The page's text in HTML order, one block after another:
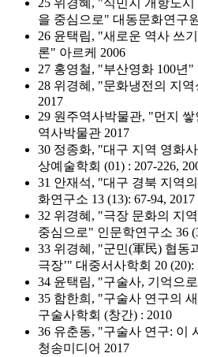
25 위경혜, "식민지 개항도
을 중심으로" 대동문화연구
26 윤택림, "새로운 역사 쓰
론" 아르케 2006
27 홍영철, "부산영화 100년
28 위경혜, "문화냉전의 지
2017
29 원주역사박물관, "먼지
역사박물관 2017
30 정종화, "대구 지역 영화
상예술학회 (01) : 207-226,
31 안재석, "대구 경북 지역
화연구소 13 (13): 67-94, 2017
32 위경혜, "극장 문화의 지
중심으로" 인문학연구소 36
33 위경혜, "군민(軍民) 협동
극장’" 대중서사학회 20 (20):
34 윤택림, "구술사, 기억으
35 함한희, "구술사 연구의
구술사학회 (창간) : 2010
36 유춘동, "구술사 연구: 이
청송미디어 2017